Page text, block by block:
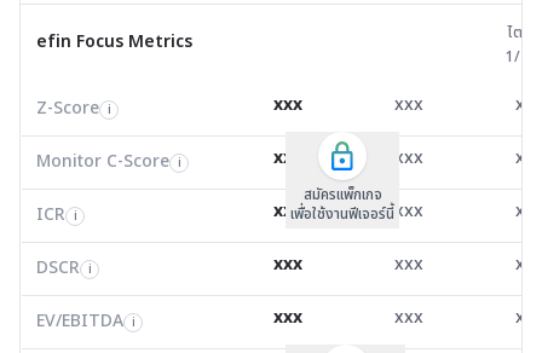
efin Focus Metrics ไตรมาส
Z-Score i 1.00 0.94
Monitor C-Score
0.00 0.00
ICR i 6.45 1.87
DSCR
EV/EBITDA
16.19 989,097.00
FCF Yield i 19.75 0.00
efin Focus Metrics
ไตรม
1/
Z-Score i
Monitor C-Score i
ICR i
DSCR i
สมัครแพ็คเกจ B
เพื่อใช้งานฟีเจอร์นี้
EV/EBITDA
FCF Yield i
FCF/Net Income
Net Debt/EBITDA
ROIC i
สมัครแพ็คเกจ B
เพื่อใช้งานฟีเจอร์นี้
Z-Score i xxx xxx
Monitor C-Score i xxx xxx
ICR i xxx xxx
DSCR i xxx xxx
สมัครแพ็กเกจ
เพื่อใช้งานฟีเจอร์นี้
EV/EBITDA i xxx xxx